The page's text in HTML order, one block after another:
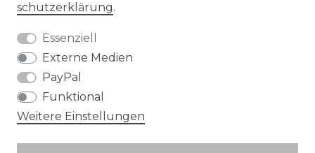
schutz­erklärung.
Essenziell
Externe Medien
PayPal
Funktional
Weitere Einstellungen